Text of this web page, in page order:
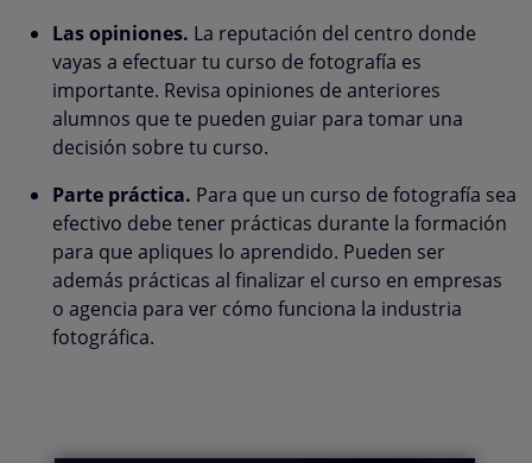
Las opiniones. La reputación del centro donde
vayas a efectuar tu curso de fotografía es
importante. Revisa opiniones de anteriores
alumnos que te pueden guiar para tomar una
decisión sobre tu curso.
Parte práctica. Para que un curso de fotografía sea
efectivo debe tener prácticas durante la formación
para que apliques lo aprendido. Pueden ser
además prácticas al finalizar el curso en empresas
o agencia para ver cómo funciona la industria
fotográfica.